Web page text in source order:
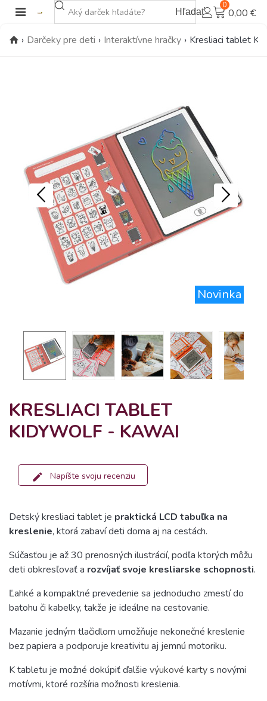
Hľadať
0
0,00 €
› Darčeky pre deti › Interaktívne hračky › Kresliaci tablet
Novinka
KRESLIACI TABLET
KIDYWOLF - KAWAI
Napíšte svoju recenziu
Detský kresliaci tablet je praktická LCD tabuľka na
kreslenie, ktorá zabaví deti doma aj na cestách.
Súčasťou je až 30 prenosných ilustrácií, podľa ktorých môžu
deti obkresľovať a rozvíjať svoje kresliarske schopnosti.
Ľahké a kompaktné prevedenie sa jednoducho zmestí do
batohu či kabelky, takže je ideálne na cestovanie.
Mazanie jedným tlačidlom umožňuje nekonečné kreslenie
bez papiera a podporuje kreativitu aj jemnú motoriku.
K tabletu je možné dokúpiť ďalšie výukové kartys novými
motívmi, ktoré rozšíria možnosti kreslenia.